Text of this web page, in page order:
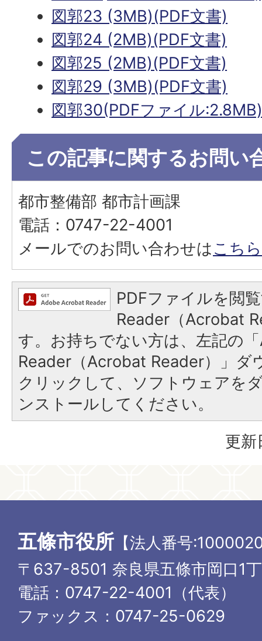
図郭23 (3MB)(PDF文書)
図郭24 (2MB)(PDF文書)
図郭25 (2MB)(PDF文書)
図郭29 (3MB)(PDF文書)
図郭30(PDFファイル
この記事に関するお問い
都市整備部 都市計画課
電話：0747-22-4001
メールでのお問い合わせはこちら
PDFファイルを閲
Reader（Acrobat
す。お持ちでない方は、左記の
Reader（Acrobat Reader）」ダ
クリックして、ソフトウェアを
ンストールしてください。
更新
五條市役所 【法人番号
〒637-8501 奈良県五條市岡口1
電話：0747-22-4001（代表）
ファックス：0747-25-0629